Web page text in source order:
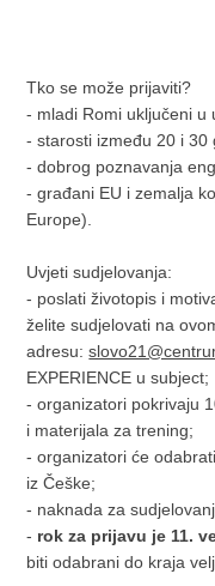
Tko se može prijaviti?
- mladi Romi uključeni u
- starosti između 20 i 30
- dobrog poznavanja
- građani EU i zemalja
Europe).
Uvjeti sudjelovanja:
- poslati životopis i
želite sudjelovati na
adresu:
EXPERIENCE u subject;
- organizatori pokrivaju
i materijala za trening;
- organizatori će
iz Češke;
- naknada za
- rok za prijavu je 11.
biti odabrani do kraja